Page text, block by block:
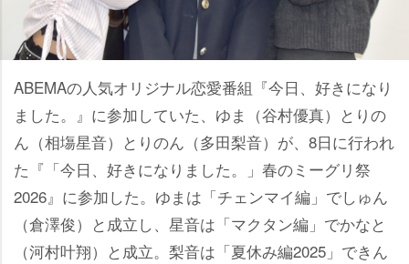
ABEMAの人気オリジナル恋愛番組『今日、好きになり
ました。』に参加していた、ゆま（谷村優真）とりの
ん（相塲星音）とりのん（多田梨音）が、8日に行われ
た『「今日、好きになりました。」春のミーグリ祭
2026』に参加した。ゆまは「チェンマイ編」でしゅん
（倉澤俊）と成立し、星音は「マクタン編」でかなと
（河村叶翔）と成立。梨音は「夏休み編2025」できん